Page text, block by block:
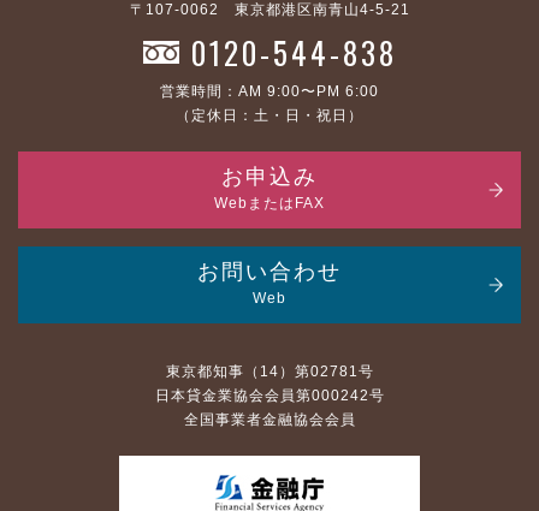
〒107-0062 東京都港区南青山4-5-21
0120-544-838
営業時間：AM 9:00〜PM 6:00
（定休日：土・日・祝日）
お申込み
WebまたはFAX
お問い合わせ
Web
東京都知事（14）第02781号
日本貸金業協会会員第000242号
全国事業者金融協会会員